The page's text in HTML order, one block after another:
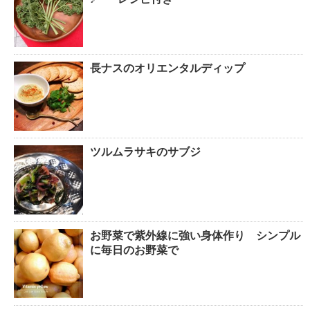
長ナスのオリエンタルディップ
ツルムラサキのサブジ
お野菜で紫外線に強い身体作り シンプル
に毎日のお野菜で